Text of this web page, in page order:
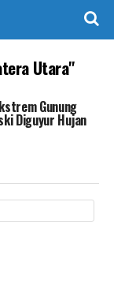
Utara"
Gunung
Diguyur Hujan